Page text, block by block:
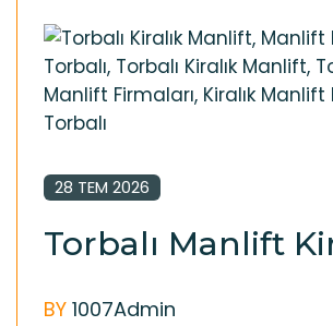
28 TEM 2026
Torbalı Manlift
BY 1007Admin